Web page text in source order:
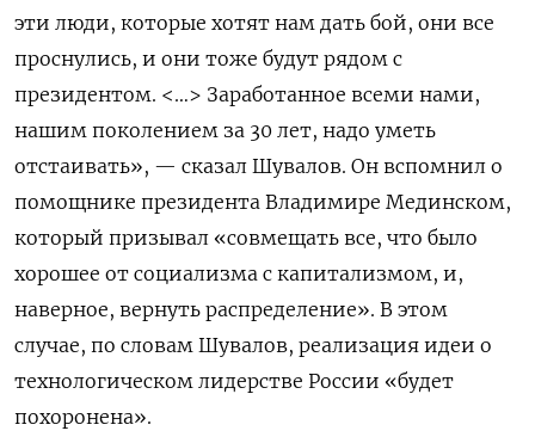
эти люди, которые хотят нам дать бой, они все
проснулись, и они тоже будут рядом с
президентом. <…> Заработанное всеми нами,
нашим поколением за 30 лет, надо уметь
отстаивать», — сказал Шувалов. Он вспомнил о
помощнике президента Владимире Мединском,
который призывал «совмещать все, что было
хорошее от социализма с капитализмом, и,
наверное, вернуть распределение». В этом
случае, по словам Шувалов, реализация идеи о
технологическом лидерстве России «будет
похоронена».